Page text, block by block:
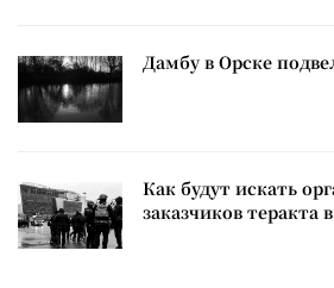
Дамбу в Орске
Как будут искать
заказчиков теракта